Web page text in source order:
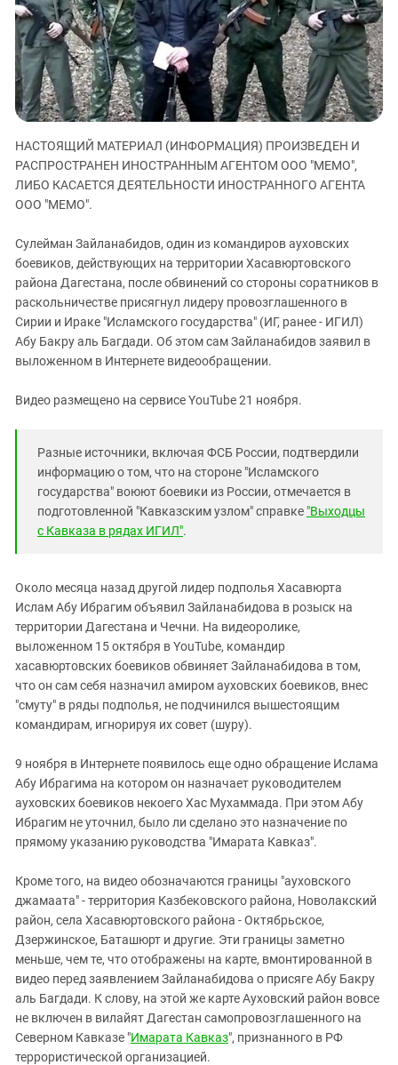
ЗАСТАВЛЯЕТ
КАВКАЗ ЗА ПАЛЕСТИНУ
ИНАКОМЫСЛИЕ В ЧЕЧНЕ
ПРЕСЛЕДОВАНИЕ АКТИВИСТОВ
МОБИЛИЗАЦИЯ И ПРОТЕСТЫ
Дагестан
Ингушетия
Кабардино-Балкария
Калмыкия
Карачаево-Черкесия
Краснодарский край
Нагорный Карабах
Российская Федерация
Ростовская область
Северная Осетия - Алания
СКФО
Ставропольский край
Чечня
Южный Кавказ
НАСТОЯЩИЙ МАТЕРИАЛ (ИНФОРМАЦИЯ) ПРОИЗВЕДЕН И
РАСПРОСТРАНЕН ИНОСТРАННЫМ АГЕНТОМ ООО "МЕМО",
ЛИБО КАСАЕТСЯ ДЕЯТЕЛЬНОСТИ ИНОСТРАННОГО АГЕНТА
ООО "МЕМО".
Сулейман Зайланабидов, один из командиров ауховских
боевиков, действующих на территории Хасавюртовского
района Дагестана, после обвинений со стороны соратников в
раскольничестве присягнул лидеру провозглашенного в
Сирии и Ираке "Исламского государства" (ИГ, ранее - ИГИЛ)
Абу Бакру аль Багдади. Об этом сам Зайланабидов заявил в
выложенном в Интернете видеообращении.
Видео размещено на сервисе YouTube 21 ноября.
Разные источники, включая ФСБ России, подтвердили
информацию о том, что на стороне "Исламского
государства" воюют боевики из России, отмечается в
подготовленной "Кавказским узлом" справке "Выходцы
с Кавказа в рядах ИГИЛ".
Около месяца назад другой лидер подполья Хасавюрта
Ислам Абу Ибрагим объявил Зайланабидова в розыск на
территории Дагестана и Чечни. На видеоролике,
выложенном 15 октября в YouTube, командир
хасавюртовских боевиков обвиняет Зайланабидова в том,
что он сам себя назначил амиром ауховских боевиков, внес
"смуту" в ряды подполья, не подчинился вышестоящим
командирам, игнорируя их совет (шуру).
9 ноября в Интернете появилось еще одно обращение Ислама
Абу Ибрагима на котором он назначает руководителем
ауховских боевиков некоего Хас Мухаммада. При этом Абу
Ибрагим не уточнил, было ли сделано это назначение по
прямому указанию руководства "Имарата Кавказ".
Кроме того, на видео обозначаются границы "ауховского
джамаата" - территория Казбековского района, Новолакский
район, села Хасавюртовского района - Октябрьское,
Дзержинское, Баташюрт и другие. Эти границы заметно
меньше, чем те, что отображены на карте, вмонтированной в
видео перед заявлением Зайланабидова о присяге Абу Бакру
аль Багдади. К слову, на этой же карте Ауховский район вовсе
не включен в вилайят Дагестан самопровозглашенного на
Северном Кавказе "Имарата Кавказ", признанного в РФ
террористической организацией.